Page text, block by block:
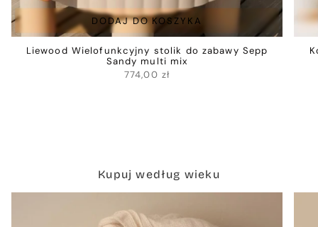
DODAJ DO KOSZYKA
Liewood Wielofunkcyjny stolik do zabawy Sepp
Sandy multi mix
774,00 zł
Kupuj według wieku